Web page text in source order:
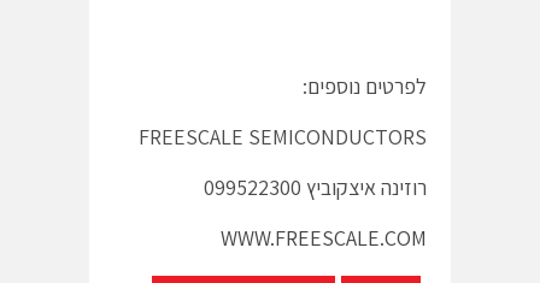
לפרטים נוספים:
FREESCALE SEMICONDUCTORS
רוזינה איצקוביץ 099522300
WWW.FREESCALE.COM